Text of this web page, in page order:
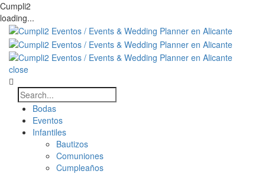
Cumpli2
loading...
close
Bodas
Eventos
Infantiles
Bautizos
Comuniones
Cumpleaños